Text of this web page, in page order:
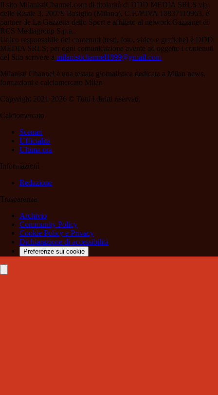
Il sito MilanistiChannel.com di titolarità di DDD MEDIA SRLS via
delle Risaie 3, 20079 Basiglio (Milano), C.F./P.IVA 10837110963, è
partner de La Gazzetta dello Sport e affiliato al network Gazzanet di
RCS Mediagroup S.p.a..
Unico responsabile dei contenuti (testi, foto, video e grafiche) è DDD
MEDIA SRLS; per ogni comunicazione avente ad oggetto i contenuti
del Sito scrivere a milanistichannel1899@gmail.com
Milanisti Channel è una testata giornalistica dedicata a Milan news,
formazioni e calciomercato Milan
Copyright 2021-2026 © Tutti i diritti riservati.
Calciomercato
Scenari
Ufficialità
Ultima ora
Informazioni
Redazione
Trasparenza
Archivio
Community Policy
Cookie Policy e Privacy
Dichiarazione di accessibilità
Preferenze sui cookie